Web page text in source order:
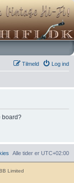
Log ind
Tilmeld
board?
Alle tider er UTC+02:00
Limited